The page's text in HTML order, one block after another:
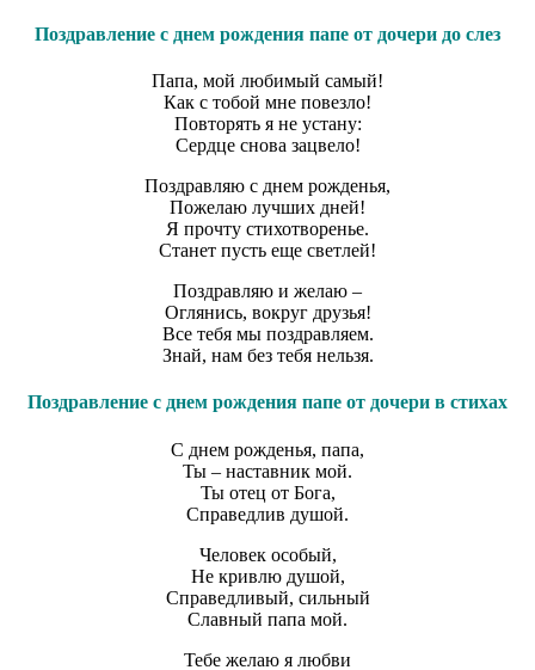
Поздравление с днем рождения папе от дочери до слез
Папа, мой любимый самый!
Как с тобой мне повезло!
Повторять я не устану:
Сердце снова зацвело!
Поздравляю с днем рожденья,
Пожелаю лучших дней!
Я прочту стихотворенье.
Станет пусть еще светлей!
Поздравляю и желаю –
Оглянись, вокруг друзья!
Все тебя мы поздравляем.
Знай, нам без тебя нельзя.
Поздравление с днем рождения папе от дочери в стихах
С днем рожденья, папа,
Ты – наставник мой.
Ты отец от Бога,
Справедлив душой.
Человек особый,
Не кривлю душой,
Справедливый, сильный
Славный папа мой.
Тебе желаю я любви